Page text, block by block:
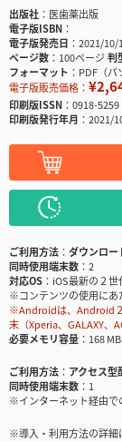
出版社
医歯薬出版
電子版ISBN
電子版発売日
2021/10/
ページ数
100ページ判
フォーマット
PDF（パ
電子版販売価格：
印刷版ISSN
0918-5259
印刷版発行年月
2021/
ご利用方法
ダウンロー
同時使用端末数
2
対応OS
iOS最新の２
※コンテンツの使用に
※Androidは、Android２
末（Xperia、GALAXY、
必要メモリ容量
168
ご利用方法
アクセス型
同時使用端末数
1
※インターネット経由で
※導入・利用方法の詳細